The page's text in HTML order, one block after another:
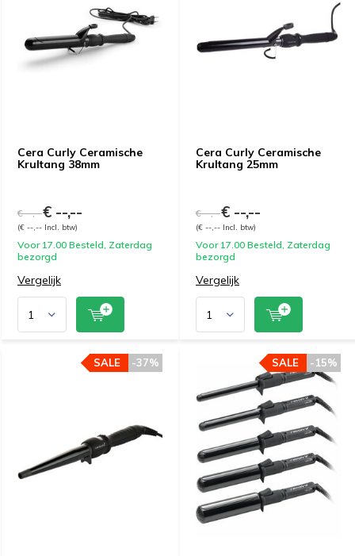
Cera Curly Ceramische
Krultang 38mm
€ --,--€ --,--
(€ --,-- Incl. btw)
Voor 17.00 Besteld, Zaterdag
bezorgd
Vergelijk
Cera Curly Ceramische
Krultang 25mm
€ --,--€ --,--
(€ --,-- Incl. btw)
Voor 17.00 Besteld, Zaterdag
bezorgd
Vergelijk
-37%
SALE -15%
SALE